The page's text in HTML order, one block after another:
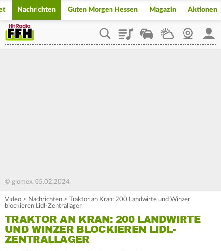
Nachrichten Guten Morgen Hessen Magazin Aktionen
PlaylistStaupilotWetterWebcam
© glomex, 05.02.2024
Video > Nachrichten > Traktor an Kran: 200 Landwirte und Winzer
blockieren Lidl-Zentrallager
TRAKTOR AN KRAN: 200 LANDWIRTE
UND WINZER BLOCKIEREN LIDL-
ZENTRALLAGER